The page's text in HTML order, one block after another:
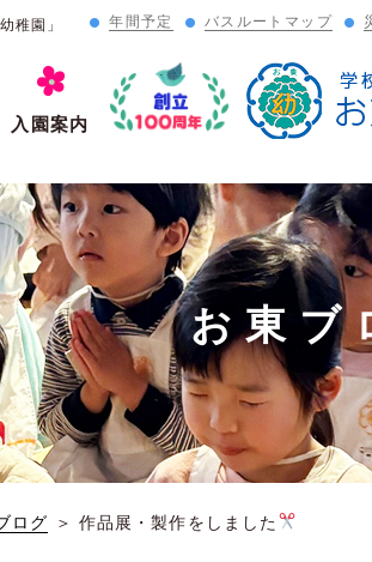
稚園」 年間予定 バスルートマップ
入園案内
お東ブ
ログ ＞ 作品展・製作をしました